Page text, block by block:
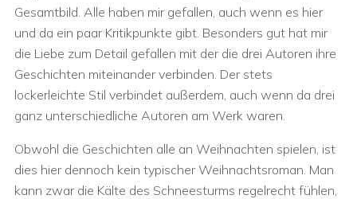
Gesamtbild. Alle haben mir gefallen, auch wenn es hier
und da ein paar Kritikpunkte gibt. Besonders gut hat mir
die Liebe zum Detail gefallen mit der die drei Autoren ihre
Geschichten miteinander verbinden. Der stets
lockerleichte Stil verbindet außerdem, auch wenn da drei
ganz unterschiedliche Autoren am Werk waren.
Obwohl die Geschichten alle an Weihnachten spielen, ist
dies hier dennoch kein typischer Weihnachtsroman. Man
kann zwar die Kälte des Schneesturms regelrecht fühlen,